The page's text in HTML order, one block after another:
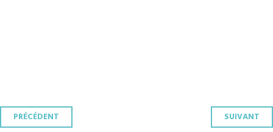
Navigation
PRÉCÉDENT SUIVANT